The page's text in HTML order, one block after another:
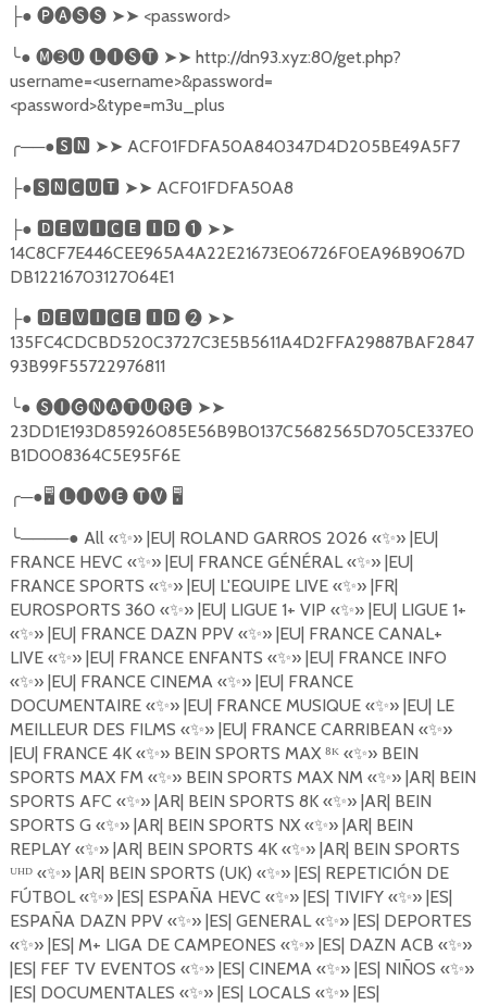
├● 🅟🅐🅢🅢 ➤➤ <password>
╰● 🅜➌🅤 🅛🅘🅢🅣 ➤➤ http://dn93.xyz:80/get.php?
username=<username>&password=
<password>&type=m3u_plus
╭──●🆂🅽 ➤➤ ACF01FDFA50A840347D4D205BE49A5F7
├●🆂🅽🅲🆄🆃 ➤➤ ACF01FDFA50A8
├● 🅳🅴🆅🅸🅲🅴 🅸🅳❶ ➤➤
14C8CF7E446CEE965A4A22E21673E06726F0EA96B9067D
DB12216703127064E1
├● 🅳🅴🆅🅸🅲🅴 🅸🅳❷ ➤➤
135FC4CDCBD520C3727C3E5B5611A4D2FFA29887BAF2847
93B99F55722976811
╰● 🅢🅘🅖🅝🅐🅣🅤🅡🅔 ➤➤
23DD1E193D85926085E56B9B0137C5682565D705CE337E0
B1D008364C5E95F6E
╭─●🖥 🅛🅘🅥🅔 🅣🅥 🖥
╰────● All «✨»|EU| ROLAND GARROS 2026 «✨»|EU|
FRANCE HEVC «✨»|EU| FRANCE GÉNÉRAL«✨»|EU|
FRANCE SPORTS «✨»|EU| L'EQUIPE LIVE «✨»|FR|
EUROSPORTS 360 «✨»|EU| LIGUE 1+ VIP «✨»|EU| LIGUE 1+
«✨»|EU| FRANCE DAZN PPV «✨»|EU| FRANCE CANAL+
LIVE «✨»|EU| FRANCE ENFANTS «✨»|EU| FRANCE INFO
«✨»|EU| FRANCE CINEMA «✨»|EU| FRANCE
DOCUMENTAIRE «✨»|EU| FRANCE MUSIQUE «✨»|EU| LE
MEILLEUR DES FILMS «✨»|EU| FRANCE CARRIBEAN «✨»
|EU| FRANCE 4K «✨»BEIN SPORTS MAX ⁸ᴷ «✨»BEIN
SPORTS MAX FM «✨»BEIN SPORTS MAX NM «✨»|AR| BEIN
SPORTS AFC «✨»|AR| BEIN SPORTS 8K «✨»|AR| BEIN
SPORTS G «✨»|AR| BEIN SPORTS NX «✨»|AR| BEIN
REPLAY «✨»|AR| BEIN SPORTS 4K «✨»|AR| BEIN SPORTS
ᵁᴴᴰ «✨»|AR| BEIN SPORTS (UK) «✨»|ES| REPETICIÓN DE
FÚTBOL«✨»|ES| ESPAÑA HEVC «✨»|ES| TIVIFY «✨»|ES|
ESPAÑA DAZN PPV «✨»|ES| GENERAL«✨»|ES| DEPORTES
«✨»|ES| M+ LIGA DE CAMPEONES «✨»|ES| DAZN ACB «✨»
|ES| FEF TV EVENTOS «✨»|ES| CINEMA «✨»|ES| NIÑOS «✨»
|ES| DOCUMENTALES «✨»|ES| LOCALS «✨»|ES|